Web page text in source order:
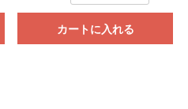
カートに入れる